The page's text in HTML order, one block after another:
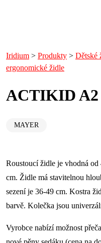
Iridium > Produkty > Dětské
ergonomické židle
ACTIKID A2
MAYER
Roustoucí židle je vhodná
cm. Židle má stavitelnou
sezení je 36-49 cm. Kostra
barvě. Kolečka jsou
Vyrobce nabízí možnost